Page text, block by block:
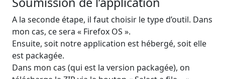
A la seconde étape, il faut choisir le type d’outil. Dans
mon cas, ce sera « Firefox OS ».
Ensuite, soit notre application est hébergé, soit elle
est packagée.
Dans mon cas (qui est la version packagée), on